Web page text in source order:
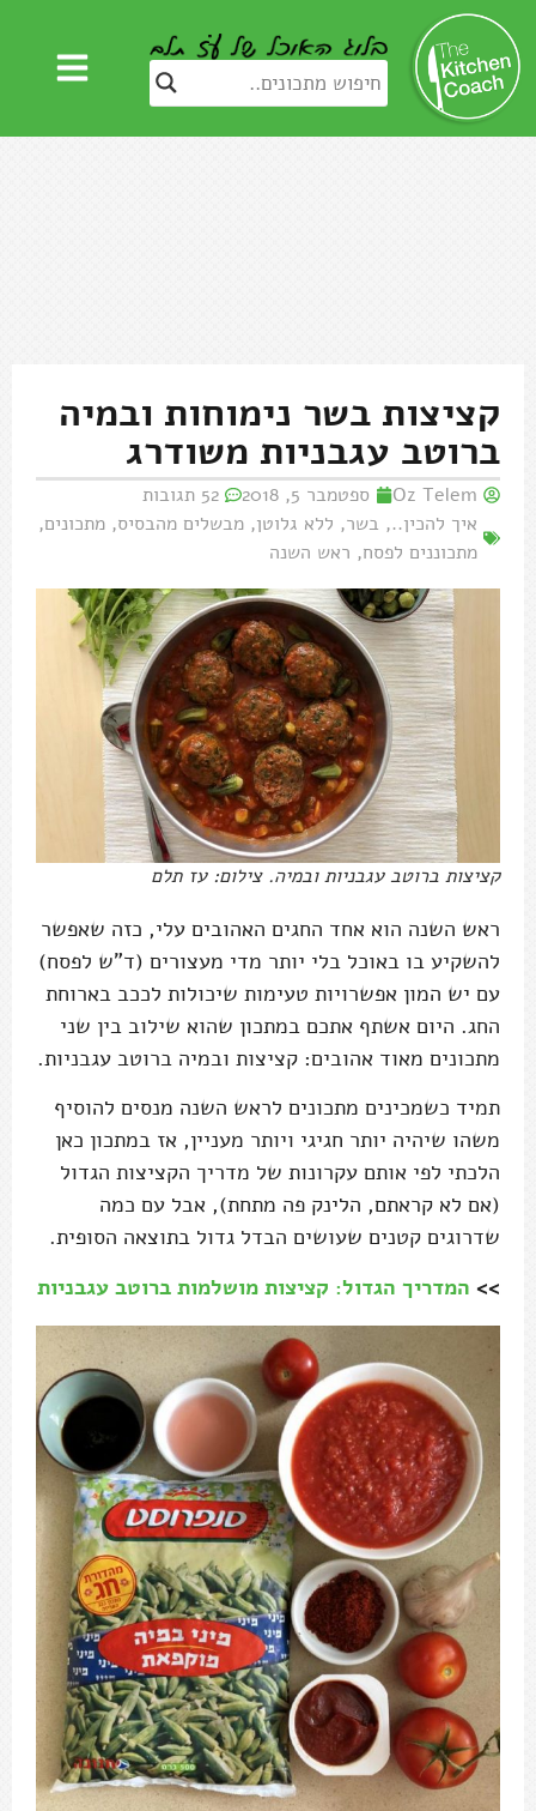
קציצות בשר נימוחות ובמיה
ברוטב עגבניות משודרג
Oz Telem ספטמבר 5, 2018
52 תגובות
איך להכין.., בשר, ללא גלוטן, מבשלים מהבסיס, מתכונים,
מתכוננים לפסח, ראש השנה
קציצות ברוטב עגבניות ובמיה. צילום: עז תלם
ראש השנה הוא אחד החגים האהובים עלי, כזה שאפשר
להשקיע בו באוכל בלי יותר מדי מעצורים (ד"ש לפסח)
עם יש המון אפשרויות טעימות שיכולות לככב בארוחת
החג. היום אשתף אתכם במתכון שהוא שילוב בין שני
מתכונים מאוד אהובים: קציצות ובמיה ברוטב עגבניות.
תמיד כשמכינים מתכונים לראש השנה מנסים להוסיף
משהו שיהיה יותר חגיגי ויותר מעניין, אז במתכון כאן
הלכתי לפי אותם עקרונות של מדריך הקציצות הגדול
(אם לא קראתם, הלינק פה מתחת), אבל עם כמה
שדרוגים קטנים שעושים הבדל גדול בתוצאה הסופית.
>> המדריך הגדול: קציצות מושלמות ברוטב עגבניות